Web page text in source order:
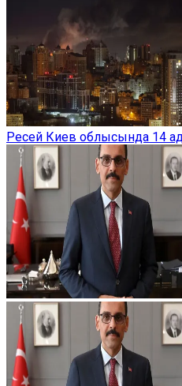
Ресей Киев облысында 14